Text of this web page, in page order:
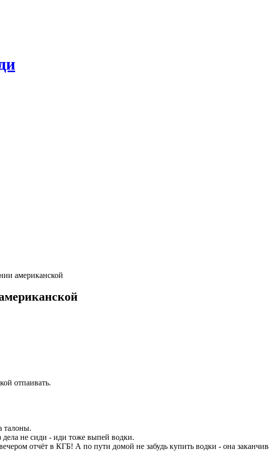
американской
отпаивать.
талоны.
не сиди - иди тоже выпей водки.
отчёт в КГБ! А по пути домой не забудь купить водки - она